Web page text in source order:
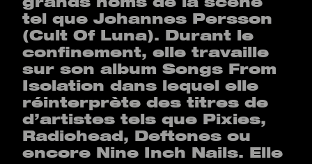
tel que Johannes Persson
(Cult Of Luna). Durant le
confinement, elle travaille
sur son album Songs From
Isolation dans lequel elle
réinterprète des titres de
d’artistes tels que Pixies,
Radiohead, Deftones ou
encore Nine Inch Nails. Elle